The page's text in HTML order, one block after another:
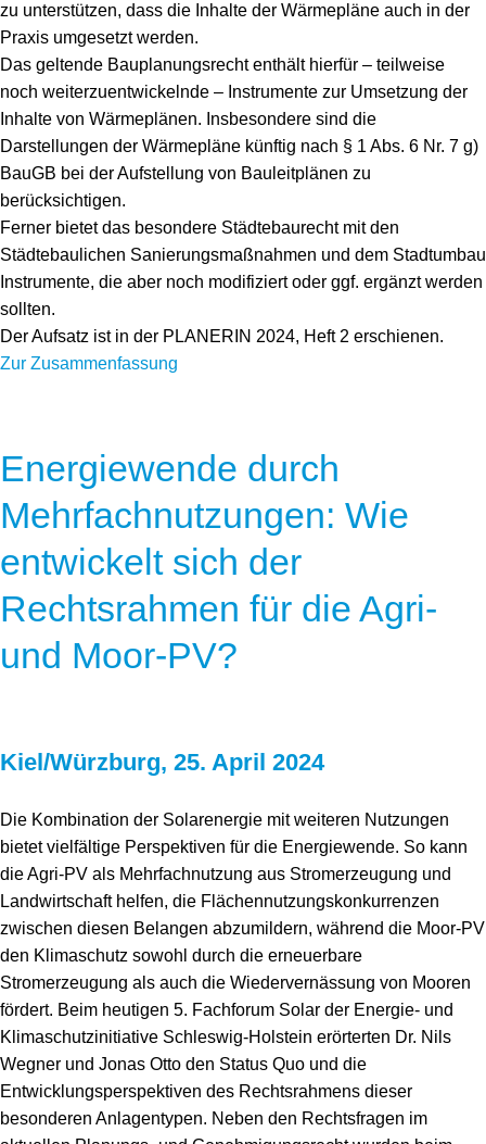
zu unterstützen, dass die Inhalte der Wärmepläne auch in der
Praxis umgesetzt werden.
Das geltende Bauplanungsrecht enthält hierfür – teilweise
noch weiterzuentwickelnde – Instrumente zur Umsetzung der
Inhalte von Wärmeplänen. Insbesondere sind die
Darstellungen der Wärmepläne künftig nach § 1 Abs. 6 Nr. 7 g)
BauGB bei der Aufstellung von Bauleitplänen zu
berücksichtigen.
Ferner bietet das besondere Städtebaurecht mit den
Städtebaulichen Sanierungsmaßnahmen und dem Stadtumbau
Instrumente, die aber noch modifiziert oder ggf. ergänzt werden
sollten.
Der Aufsatz ist in der PLANERIN 2024, Heft 2 erschienen.
Zur Zusammenfassung
Energiewende durch
Mehrfachnutzungen: Wie
entwickelt sich der
Rechtsrahmen für die Agri-
und Moor-PV?
Kiel/Würzburg, 25. April 2024
Die Kombination der Solarenergie mit weiteren Nutzungen
bietet vielfältige Perspektiven für die Energiewende. So kann
die Agri-PV als Mehrfachnutzung aus Stromerzeugung und
Landwirtschaft helfen, die Flächennutzungskonkurrenzen
zwischen diesen Belangen abzumildern, während die Moor-PV
den Klimaschutz sowohl durch die erneuerbare
Stromerzeugung als auch die Wiedervernässung von Mooren
fördert. Beim heutigen 5. Fachforum Solar der Energie- und
Klimaschutzinitiative Schleswig-Holstein erörterten Dr. Nils
Wegner und Jonas Otto den Status Quo und die
Entwicklungsperspektiven des Rechtsrahmens dieser
besonderen Anlagentypen. Neben den Rechtsfragen im